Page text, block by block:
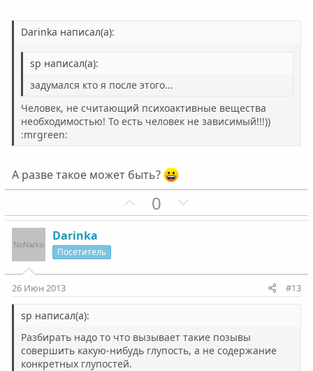
Darinka написал(а):
sp написал(а):
задумался кто я после этого...
Человек, не считающий психоактивные вещества
необходимостью! То есть человек не зависимый!!!))
:mrgreen:
А разве такое может быть?
П
о
т
ы
й
0
е
т
ы
й
Darinka
Посетитель
26 Июн 2013 #13
sp написал(а):
Разбирать надо то что вызывает такие позывы
совершить какую-нибудь глупость, а не содержание
конкретных глупостей.